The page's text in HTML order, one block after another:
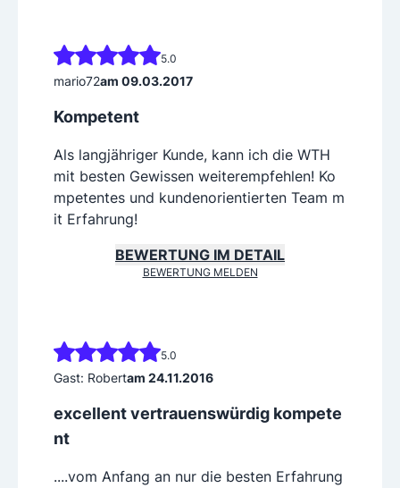
5.0
mario72am 09.03.2017
Kompetent
Als langjähriger Kunde, kann ich die WTH
mit besten Gewissen weiterempfehlen! Ko
mpetentes und kundenorientierten Team m
it Erfahrung!
BEWERTUNG IM DETAIL
BEWERTUNG MELDEN
5.0
Gast: Robertam 24.11.2016
excellent vertrauenswürdig kompete
nt
....vom Anfang an nur die besten Erfahrung